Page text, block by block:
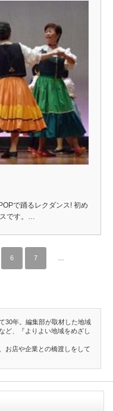
で踊るレクダンス! 初め
です。…
6 7
30年。編集部が取材した地域
ど、『よりよい地域をめざし
お店や企業との橋渡しをして